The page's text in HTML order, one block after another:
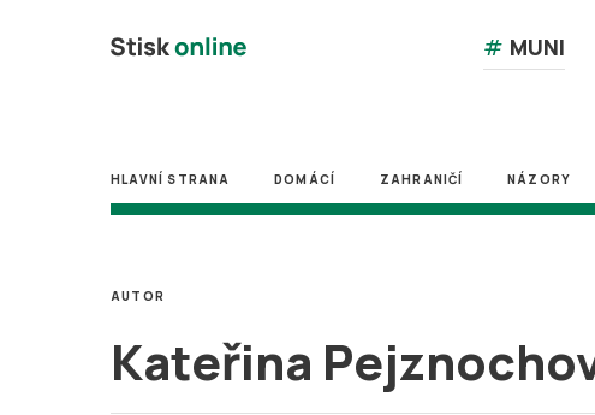
# MUNI
HLAVNÍ STRANA DOMÁCÍ ZAHRANIČÍ NÁZORY
Kateřina
AUTOR